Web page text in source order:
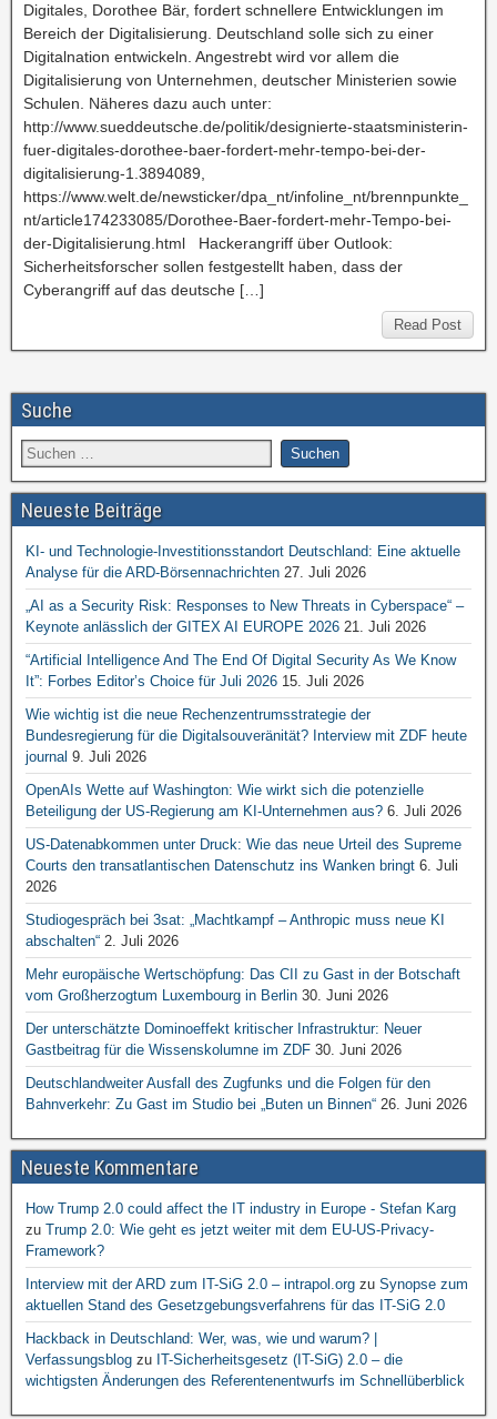
Digitales, Dorothee Bär, fordert schnellere Entwicklungen im
Bereich der Digitalisierung. Deutschland solle sich zu einer
Digitalnation entwickeln. Angestrebt wird vor allem die
Digitalisierung von Unternehmen, deutscher Ministerien sowie
Schulen. Näheres dazu auch unter:
http://www.sueddeutsche.de/politik/designierte-staatsministerin-
fuer-digitales-dorothee-baer-fordert-mehr-tempo-bei-der-
digitalisierung-1.3894089,
https://www.welt.de/newsticker/dpa_nt/infoline_nt/brennpunkte_
nt/article174233085/Dorothee-Baer-fordert-mehr-Tempo-bei-
der-Digitalisierung.html Hackerangriff über Outlook:
Sicherheitsforscher sollen festgestellt haben, dass der
Cyberangriff auf das deutsche […]
Read Post
Suche
Neueste Beiträge
KI- und Technologie-Investitionsstandort Deutschland: Eine aktuelle
Analyse für die ARD-Börsennachrichten 27. Juli 2026
„AI as a Security Risk: Responses to New Threats in Cyberspace“ –
Keynote anlässlich der GITEX AI EUROPE 2026 21. Juli 2026
“Artificial Intelligence And The End Of Digital Security As We Know
It”: Forbes Editor’s Choice für Juli 2026 15. Juli 2026
Wie wichtig ist die neue Rechenzentrumsstrategie der
Bundesregierung für die Digitalsouveränität? Interview mit ZDF heute
journal 9. Juli 2026
OpenAIs Wette auf Washington: Wie wirkt sich die potenzielle
Beteiligung der US-Regierung am KI-Unternehmen aus? 6. Juli 2026
US-Datenabkommen unter Druck: Wie das neue Urteil des Supreme
Courts den transatlantischen Datenschutz ins Wanken bringt 6. Juli
2026
Studiogespräch bei 3sat: „Machtkampf – Anthropic muss neue KI
abschalten“ 2. Juli 2026
Mehr europäische Wertschöpfung: Das CII zu Gast in der Botschaft
vom Großherzogtum Luxembourg in Berlin 30. Juni 2026
Der unterschätzte Dominoeffekt kritischer Infrastruktur: Neuer
Gastbeitrag für die Wissenskolumne im ZDF 30. Juni 2026
Deutschlandweiter Ausfall des Zugfunks und die Folgen für den
Bahnverkehr: Zu Gast im Studio bei „Buten un Binnen“ 26. Juni 2026
Neueste Kommentare
How Trump 2.0 could affect the IT industry in Europe - Stefan Karg
zu Trump 2.0: Wie geht es jetzt weiter mit dem EU-US-Privacy-
Framework?
Interview mit der ARD zum IT-SiG 2.0 – intrapol.org zu Synopse zum
aktuellen Stand des Gesetzgebungsverfahrens für das IT-SiG 2.0
Hackback in Deutschland: Wer, was, wie und warum? |
Verfassungsblog zu IT-Sicherheitsgesetz (IT-SiG) 2.0 – die
wichtigsten Änderungen des Referentenentwurfs im Schnellüberblick